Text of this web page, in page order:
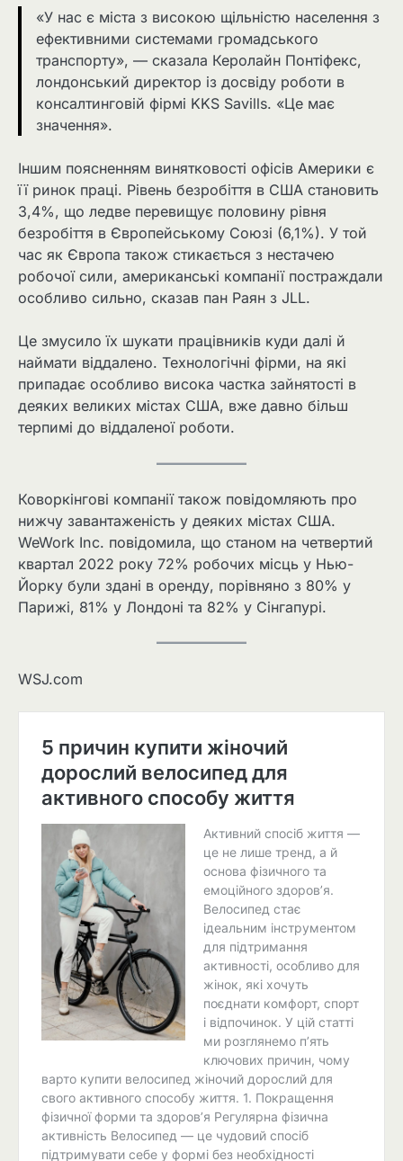
«У нас є міста з високою щільністю населення з
ефективними системами громадського
транспорту», — сказала Керолайн Понтіфекс,
лондонський директор із досвіду роботи в
консалтинговій фірмі KKS Savills. «Це має
значення».
Іншим поясненням винятковості офісів Америки є
її ринок праці. Рівень безробіття в США становить
3,4%, що ледве перевищує половину рівня
безробіття в Європейському Союзі (6,1%). У той
час як Європа також стикається з нестачею
робочої сили, американські компанії постраждали
особливо сильно, сказав пан Раян з JLL.
Це змусило їх шукати працівників куди далі й
наймати віддалено. Технологічні фірми, на які
припадає особливо висока частка зайнятості в
деяких великих містах США, вже давно більш
терпимі до віддаленої роботи.
Коворкінгові компанії також повідомляють про
нижчу завантаженість у деяких містах США.
WeWork Inc. повідомила, що станом на четвертий
квартал 2022 року 72% робочих місць у Нью-
Йорку були здані в оренду, порівняно з 80% у
Парижі, 81% у Лондоні та 82% у Сінгапурі.
WSJ.com